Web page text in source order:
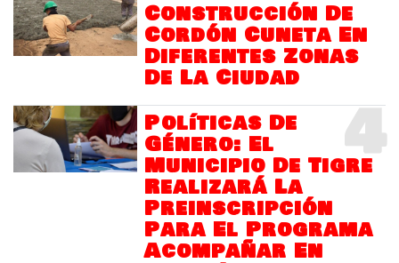
Construcción De
Cordón Cuneta En
Diferentes Zonas
De La Ciudad
4
Políticas De
Género: El
Municipio De Tigre
Realizará La
Preinscripción
Para El Programa
Acompañar En